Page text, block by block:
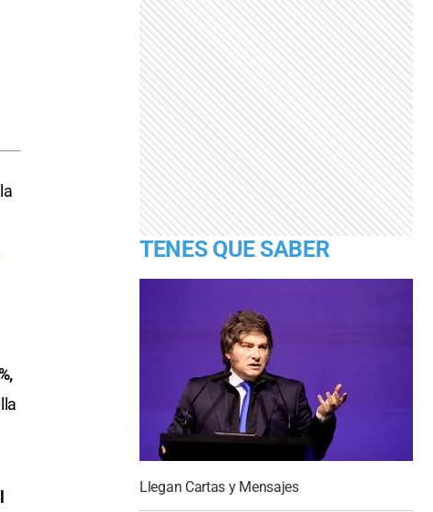
TENES QUE SABER
Llegan Cartas y Mensajes